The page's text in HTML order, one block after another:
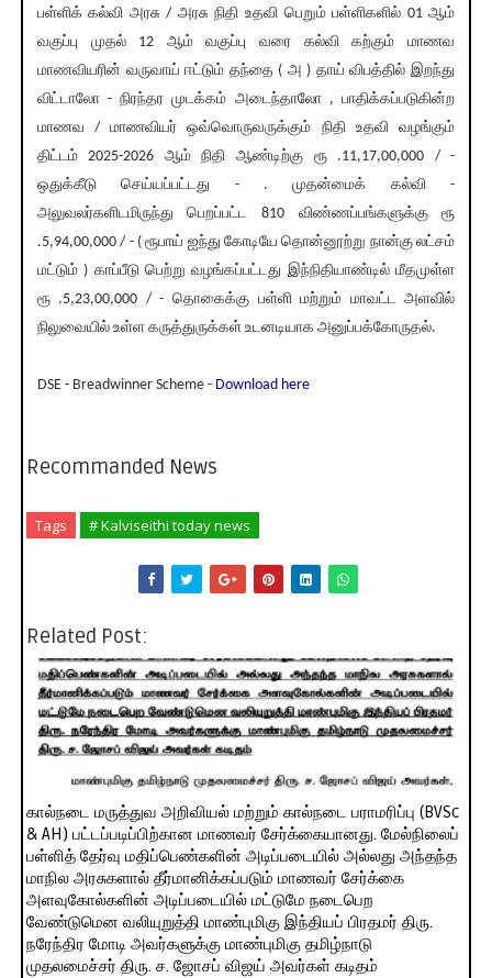
பள்ளிக் கல்வி அரசு / அரசு நிதி உதவி பெறும் பள்ளிகளில் 01 ஆம்
வகுப்பு முதல் 12 ஆம் வகுப்பு வரை கல்வி கற்கும் மாணவ
மாணவியரின் வருவாய் ஈட்டும் தந்தை ( அ ) தாய் விபத்தில் இறந்து
விட்டாலோ - நிரந்தர முடக்கம் அடைந்தாலோ , பாதிக்கப்படுகின்ற
மாணவ / மாணவியர் ஒவ்வொருவருக்கும் நிதி உதவி வழங்கும்
திட்டம் 2025-2026 ஆம் நிதி ஆண்டிற்கு ரூ .11,17,00,000 / -
ஒதுக்கீடு செய்யப்பட்டது - . முதன்மைக் கல்வி -
அலுவலர்களிடமிருந்து பெறப்பட்ட 810 விண்ணப்பங்களுக்கு ரூ
.5,94,00,000 / - ( ரூபாய் ஐந்து கோடியே தொன்னூற்று நான்கு லட்சம்
மட்டும் ) காப்பீடு பெற்று வழங்கப்பட்டது இந்நிதியாண்டில் மீதமுள்ள
ரூ .5,23,00,000 / - தொகைக்கு பள்ளி மற்றும் மாவட்ட அளவில்
நிலுவையில் உள்ள கருத்துருக்கள் உடனடியாக அனுப்பக்கோருதல்.
DSE - Breadwinner Scheme - Download here
Recommanded News
Tags # Kalviseithi today news
Related Post:
கால்நடை மருத்துவ அறிவியல் மற்றும் கால்நடை பராமரிப்பு (BVSc
& AH) பட்டப்படிப்பிற்கான மாணவர் சேர்க்கையானது. மேல்நிலைப்
பள்ளித் தேர்வு மதிப்பெண்களின் அடிப்படையில் அல்லது அந்தந்த
மாநில அரசுகளால் தீர்மானிக்கப்படும் மாணவர் சேர்க்கை
அளவுகோல்களின் அடிப்படையில் மட்டுமே நடைபெற
வேண்டுமென வலியுறுத்தி மாண்புமிகு இந்தியப் பிரதமர் திரு.
நரேந்திர மோடி அவர்களுக்கு மாண்புமிகு தமிழ்நாடு
முதலமைச்சர் திரு. ச. ஜோசப் விஜய் அவர்கள் கடிதம்